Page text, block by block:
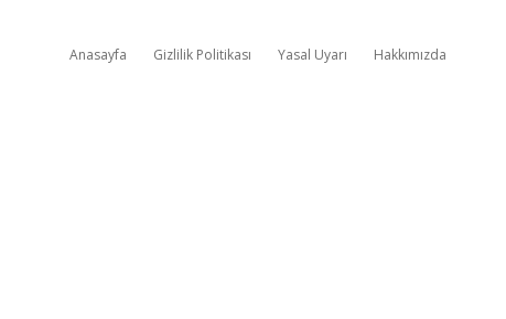
Anasayfa Gizlilik Politikası Yasal Uyarı Hakkımızda